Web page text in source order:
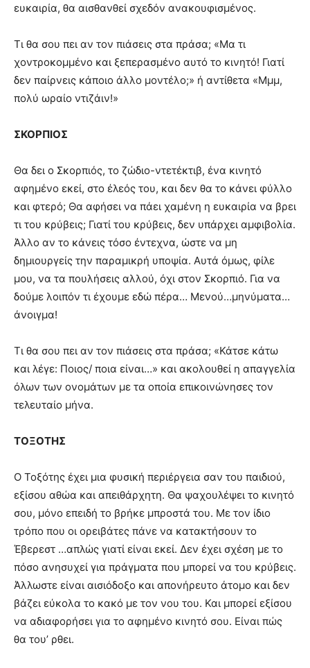
ευκαιρία, θα αισθανθεί σχεδόν ανακουφισμένος.
Τι θα σου πει αν τον πιάσεις στα πράσα; «Μα τι
χοντροκομμένο και ξεπερασμένο αυτό το κινητό! Γιατί
δεν παίρνεις κάποιο άλλο μοντέλο;» ή αντίθετα «Μμμ,
πολύ ωραίο ντιζάιν!»
ΣΚΟΡΠΙΟΣ
Θα δει ο Σκορπιός, το ζώδιο-ντετέκτιβ, ένα κινητό
αφημένο εκεί, στο έλεός του, και δεν θα το κάνει φύλλο
και φτερό; Θα αφήσει να πάει χαμένη η ευκαιρία να βρει
τι του κρύβεις; Γιατί του κρύβεις, δεν υπάρχει αμφιβολία.
Άλλο αν το κάνεις τόσο έντεχνα, ώστε να μη
δημιουργείς την παραμικρή υποψία. Αυτά όμως, φίλε
μου, να τα πουλήσεις αλλού, όχι στον Σκορπιό. Για να
δούμε λοιπόν τι έχουμε εδώ πέρα… Μενού…μηνύματα…
άνοιγμα!
Τι θα σου πει αν τον πιάσεις στα πράσα; «Κάτσε κάτω
και λέγε: Ποιος/ ποια είναι…» και ακολουθεί η απαγγελία
όλων των ονομάτων με τα οποία επικοινώνησες τον
τελευταίο μήνα.
ΤΟΞΟΤΗΣ
Ο Τοξότης έχει μια φυσική περιέργεια σαν του παιδιού,
εξίσου αθώα και απειθάρχητη. Θα ψαχουλέψει το κινητό
σου, μόνο επειδή το βρήκε μπροστά του. Με τον ίδιο
τρόπο που οι ορειβάτες πάνε να κατακτήσουν το
Έβερεστ …απλώς γιατί είναι εκεί. Δεν έχει σχέση με το
πόσο ανησυχεί για πράγματα που μπορεί να του κρύβεις.
Άλλωστε είναι αισιόδοξο και απονήρευτο άτομο και δεν
βάζει εύκολα το κακό με τον νου του. Και μπορεί εξίσου
να αδιαφορήσει για το αφημένο κινητό σου. Είναι πώς
θα του’ ρθει.